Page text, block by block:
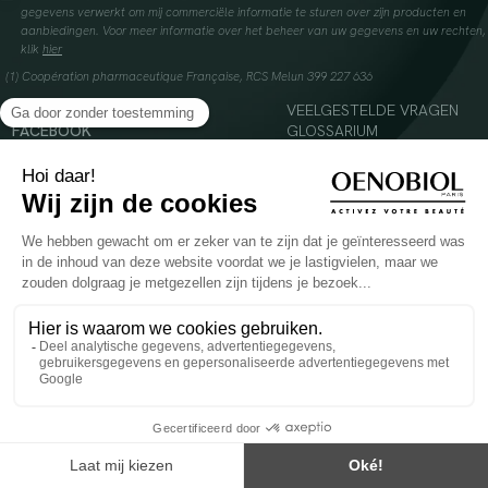
gegevens verwerkt om mij commerciële informatie te sturen over zijn producten en
aanbiedingen. Voor meer informatie over het beheer van uw gegevens en uw rechten,
klik hier
(1) Coopération pharmaceutique Française, RCS Melun 399 227 636
INSTAGRAM
FACEBOOK
YOUTUBE
VEELGESTELDE VRAGEN
GLOSSARIUM
© 2024 Oenobiol Paris
Voedingssupplement dat moet worden geconsumeerd als onderdeel van een gevarieerde,
overschrijden. Enkel voor volwassenen, buiten het bereik van kinderen houden.